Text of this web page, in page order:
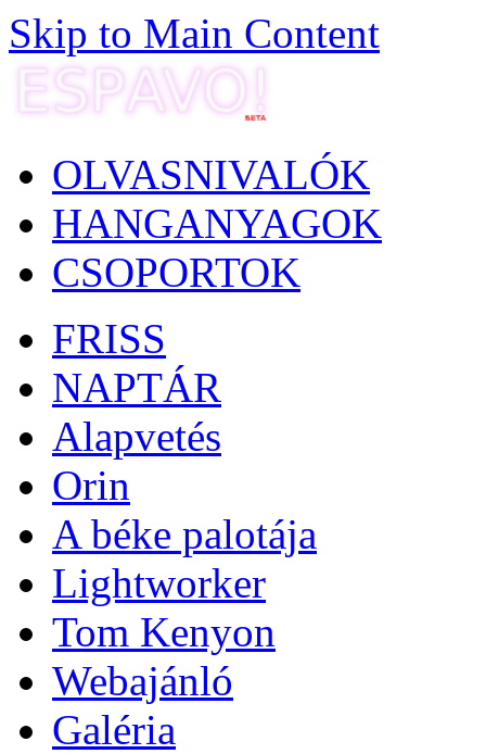
Skip to Main Content
OLVASNIVALÓK
HANGANYAGOK
CSOPORTOK
FRISS
NAPTÁR
Alapvetés
Orin
A béke palotája
Lightworker
Tom Kenyon
Webajánló
Galéria